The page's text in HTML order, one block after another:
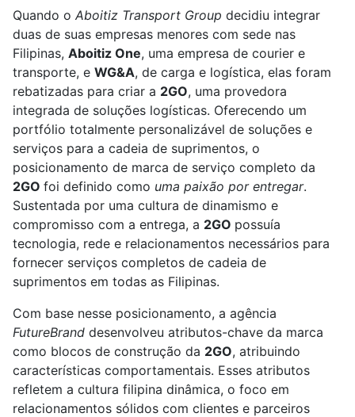
Quando o Aboitiz Transport Group decidiu integrar
duas de suas empresas menores com sede nas
Filipinas, Aboitiz One, uma empresa de courier e
transporte, e WG&A, de carga e logística, elas foram
rebatizadas para criar a 2GO, uma provedora
integrada de soluções logísticas. Oferecendo um
portfólio totalmente personalizável de soluções e
serviços para a cadeia de suprimentos, o
posicionamento de marca de serviço completo da
2GO foi definido como uma paixão por entregar.
Sustentada por uma cultura de dinamismo e
compromisso com a entrega, a 2GO possuía
tecnologia, rede e relacionamentos necessários para
fornecer serviços completos de cadeia de
suprimentos em todas as Filipinas.
Com base nesse posicionamento, a agência
FutureBrand desenvolveu atributos-chave da marca
como blocos de construção da 2GO, atribuindo
características comportamentais. Esses atributos
refletem a cultura filipina dinâmica, o foco em
relacionamentos sólidos com clientes e parceiros